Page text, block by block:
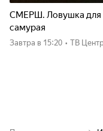
СМЕРШ. Ловушка для
самурая
Завтра в 15:20 • ТВ